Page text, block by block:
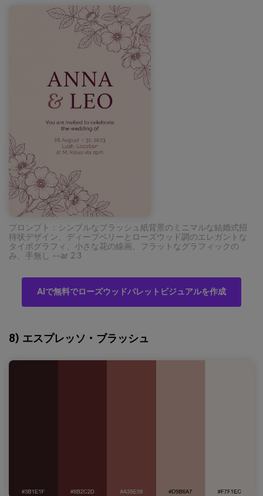
プロンプト：シンプルなブラッシュ紙背景のミニマルな結婚式招
待状デザイン、ディープベリーとローズウッド調のエレガントな
タイポグラフィ、小さな花の線画、フラットなグラフィックの
み、手無し --ar 2:3
AIで無料でローズウッドパレットビジュアルを作成
8) エスプレッソ・ブラッシュ